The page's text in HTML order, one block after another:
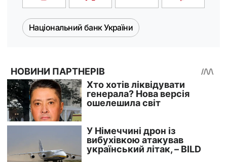
Національний банк України